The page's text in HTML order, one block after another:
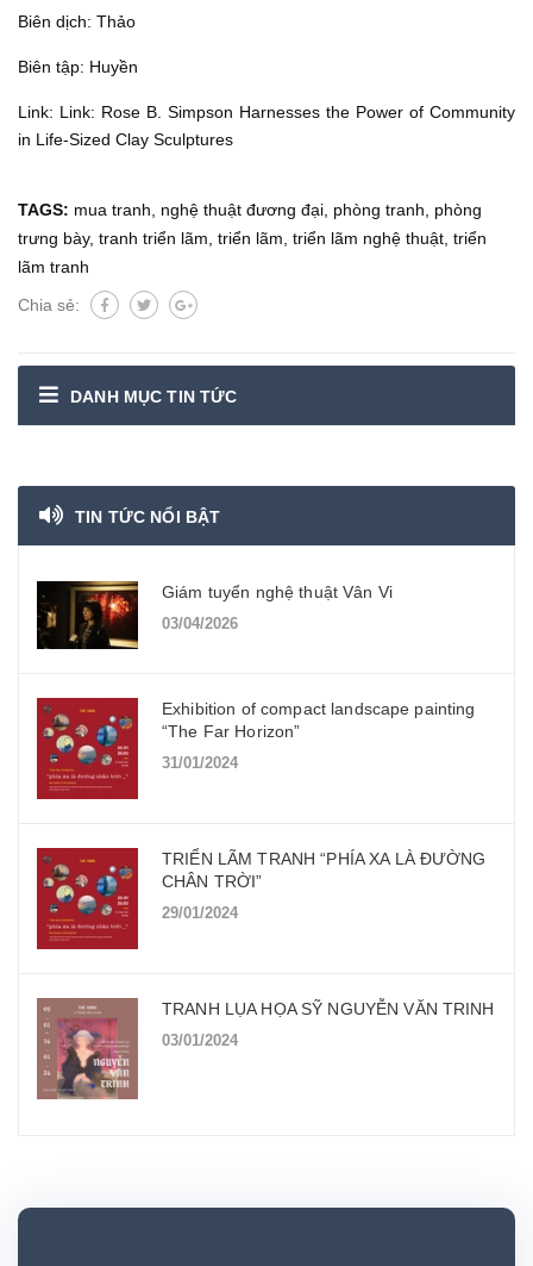
Biên dịch: Thảo
Biên tập: Huyền
Link: Link: Rose B. Simpson Harnesses the Power of Community
in Life-Sized Clay Sculptures
TAGS: mua tranh, nghệ thuật đương đại, phòng tranh, phòng
trưng bày, tranh triển lãm, triển lãm, triển lãm nghệ thuật, triển
lãm tranh
Chia sẻ:
DANH MỤC TIN TỨC
TIN TỨC NỔI BẬT
Giám tuyển nghệ thuật Vân Vi
03/04/2026
Exhibition of compact landscape painting
“The Far Horizon”
31/01/2024
TRIỂN LÃM TRANH “PHÍA XA LÀ ĐƯỜNG
CHÂN TRỜI”
29/01/2024
TRANH LỤA HỌA SỸ NGUYỄN VĂN TRINH
03/01/2024